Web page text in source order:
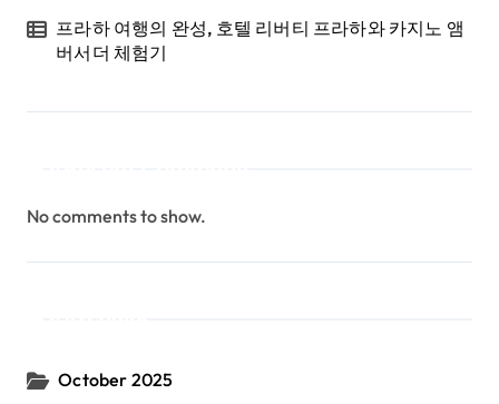
프라하 여행의 완성, 호텔 리버티 프라하와 카지노 앰
버서더 체험기
No comments to show.
October 2025